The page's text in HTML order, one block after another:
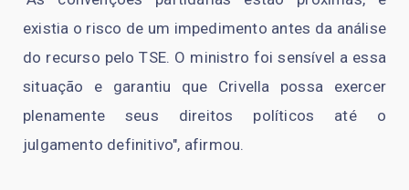
existia o risco de um impedimento antes da análise
do recurso pelo TSE. O ministro foi sensível a essa
situação e garantiu que Crivella possa exercer
plenamente seus direitos políticos até o
julgamento definitivo", afirmou.